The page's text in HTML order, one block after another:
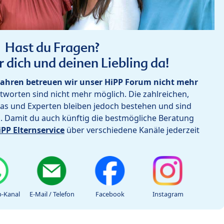
Hast du Fragen?
dich und deinen Liebling da!
betreuen wir unser HiPP Forum nicht mehr
sind nicht mehr möglich. Die zahlreichen,
und Experten bleiben jedoch bestehen und sind
du auch künftig die bestmögliche Beratung
Elternservice über verschiedene Kanäle jederzeit
Kanal E-Mail / Telefon Facebook Instagram